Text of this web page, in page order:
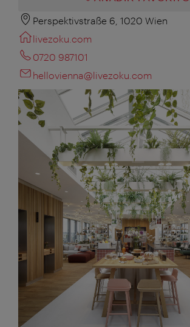
Perspektivstraße 6, 1020 Wien
livezoku.com
0720 987101
hellovienna@livezoku.com